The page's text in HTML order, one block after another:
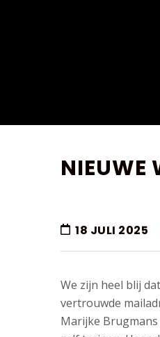
NIEUWE
18 JULI 2025
We zijn heel blij
vertrouwde
Marijke
Landweg
SPORTHAL
Stationstraat
SPORTHAL
De
Beurs
Gezel
5,
3161